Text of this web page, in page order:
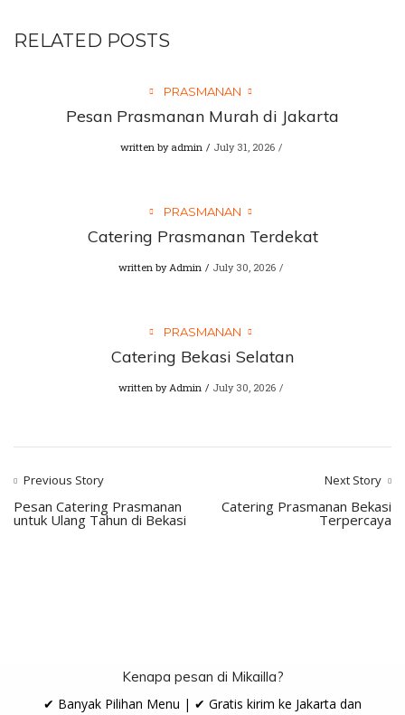
RELATED POSTS
PRASMANAN
Pesan Prasmanan Murah di Jakarta
written by admin July 31, 2026
PRASMANAN
Catering Prasmanan Terdekat
written byAdmin July 30, 2026
PRASMANAN
Catering Bekasi Selatan
written byAdmin July 30, 2026
Previous Story
Pesan Catering Prasmanan
untuk Ulang Tahun di Bekasi
Next Story
Catering Prasmanan Bekasi
Terpercaya
Kenapa pesan di Mikailla?
✔ Banyak Pilihan Menu | ✔ Gratis kirim ke Jakarta dan